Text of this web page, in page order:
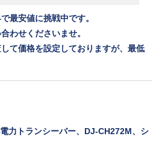
最安値に挑戦中です。
わせくださいませ。
て価格を設定しておりますが、最低
力トランシーバー、DJ-CH272M、シ